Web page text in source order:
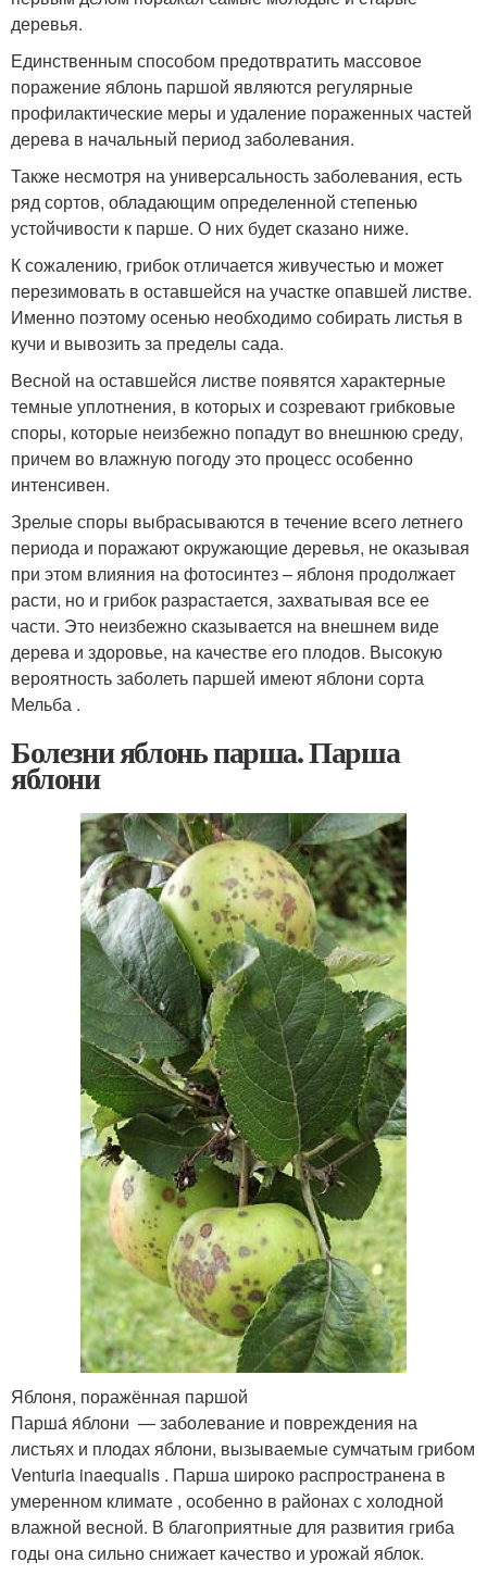
деревья.
Единственным способом предотвратить массовое
поражение яблонь паршой являются регулярные
профилактические меры и удаление пораженных частей
дерева в начальный период заболевания.
Также несмотря на универсальность заболевания, есть
ряд сортов, обладающим определенной степенью
устойчивости к парше. О них будет сказано ниже.
К сожалению, грибок отличается живучестью и может
перезимовать в оставшейся на участке опавшей листве.
Именно поэтому осенью необходимо собирать листья в
кучи и вывозить за пределы сада.
Весной на оставшейся листве появятся характерные
темные уплотнения, в которых и созревают грибковые
споры, которые неизбежно попадут во внешнюю среду,
причем во влажную погоду это процесс особенно
интенсивен.
Зрелые споры выбрасываются в течение всего летнего
периода и поражают окружающие деревья, не оказывая
при этом влияния на фотосинтез – яблоня продолжает
расти, но и грибок разрастается, захватывая все ее
части. Это неизбежно сказывается на внешнем виде
дерева и здоровье, на качестве его плодов. Высокую
вероятность заболеть паршей имеют яблони сорта
Мельба .
Болезни яблонь парша. Парша
яблони
Яблоня, поражённая паршой
Парша́ я́блони — заболевание и повреждения на
листьях и плодах яблони, вызываемые сумчатым грибом
Venturia inaequalis . Парша широко распространена в
умеренном климате , особенно в районах с холодной
влажной весной. В благоприятные для развития гриба
годы она сильно снижает качество и урожай яблок.